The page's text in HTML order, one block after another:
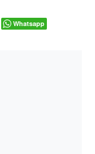
Whatsapp